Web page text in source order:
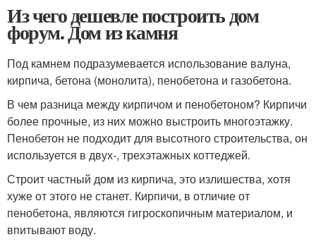
Из чего дешевле построить дом
форум. Дом из камня
Под камнем подразумевается использование валуна,
кирпича, бетона (монолита), пенобетона и газобетона.
В чем разница между кирпичом и пенобетоном? Кирпичи
более прочные, из них можно выстроить многоэтажку.
Пенобетон не подходит для высотного строительства, он
используется в двух-, трехэтажных коттеджей.
Строит частный дом из кирпича, это излишества, хотя
хуже от этого не станет. Кирпичи, в отличие от
пенобетона, являются гигроскопичным материалом, и
впитывают воду.